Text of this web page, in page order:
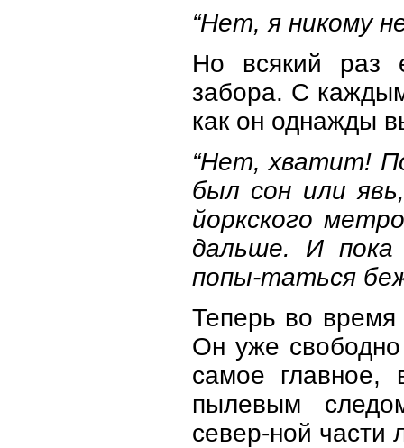
“Нет, я никому
Но всякий раз
забора. С
как он однажды
“Нет, хватит!
был сон или
йоркского
дальше. И пока
попы-таться
Теперь во время
Он уже свободно
самое главное,
пылевым
север-ной части